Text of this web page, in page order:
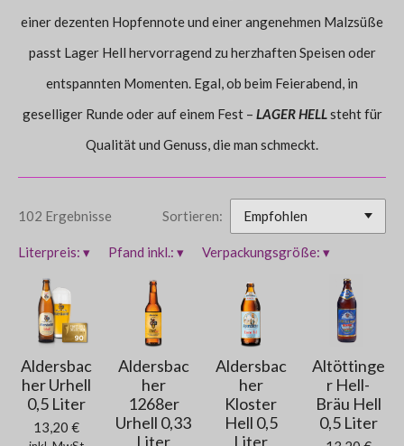
einer dezenten Hopfennote und einer angenehmen Malzsüße
passt Lager Hell hervorragend zu herzhaften Speisen oder
entspannten Momenten. Egal, ob beim Feierabend, in
geselliger Runde oder auf einem Fest – LAGER HELL steht für
Qualität und Genuss, die man schmeckt.
102 Ergebnisse Sortieren:
Literpreis: ▾ Pfand inkl.: ▾ Verpackungsgröße: ▾
Aldersbac
her Urhell
0,5 Liter
13,20 €
Aldersbac
her
1268er
Urhell 0,33
Liter
Aldersbac
her
Kloster
Hell 0,5
Liter
Altöttinge
r Hell-
Bräu Hell
0,5 Liter